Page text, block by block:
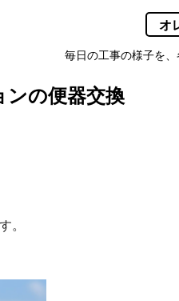
オ
毎日の工事の様子を、
の便器交換
。